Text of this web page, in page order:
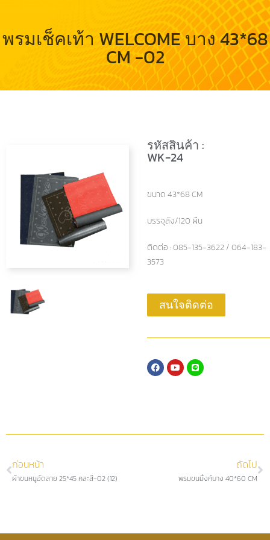
พรมเช็คเท้า WELCOME บาง 43*68
CM -02
รหัสสินค้า :
WK-24
ขนาด 43*68 CM
บรรจุลัง/120 ผืน
ติดต่อ : 085-135-3622 / 064-183-
3573
สนใจติดต่อ
ก่อนหน้า
ผ้าขนหนูอัดลาย 25*45 คละสี-02 (12)
ถัดไป
พรมขนมิ้งค์บาง 40*60 CM